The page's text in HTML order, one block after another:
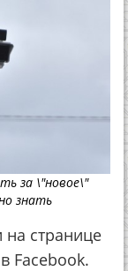
за \"новое\"
знать
странице
Facebook.